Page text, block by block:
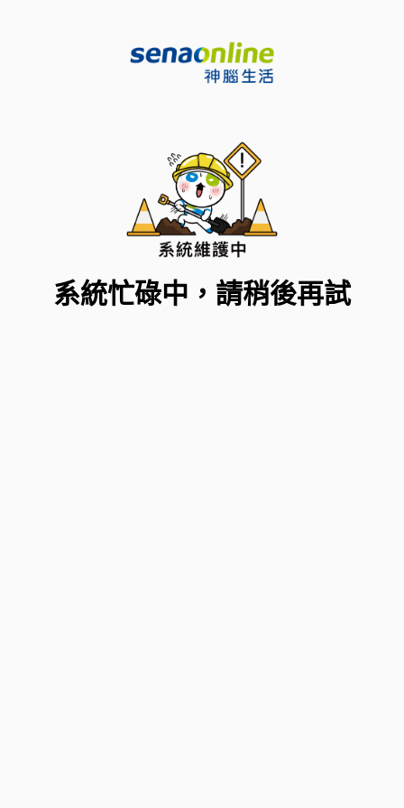
系統忙碌中，請稍後再試